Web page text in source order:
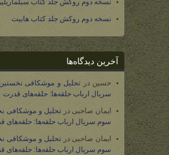
نسخه دوم روکش جلد کتاب
نسخه دوم روکش جلد کتاب هابیت
آخرین دیدگاه‌ها
حسین در تحلیل و موشکافی
سریال ارباب حلقه‌ها: حلقه‌های قدرت
ایمان صاحبی در تحلیل و موشکافی
سوم سریال ارباب حلقه‌ها: حلقه‌های
ایمان صاحبی در تحلیل و موشکافی
سوم سریال ارباب حلقه‌ها: حلقه‌های